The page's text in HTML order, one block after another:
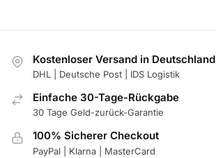
Kostenloser Versand in Deutschland
DHL | Deutsche Post | IDS Logistik
Einfache 30-Tage-Rückgabe
30 Tage Geld-zurück-Garantie
100% Sicherer Checkout
PayPal | Klarna | MasterCard